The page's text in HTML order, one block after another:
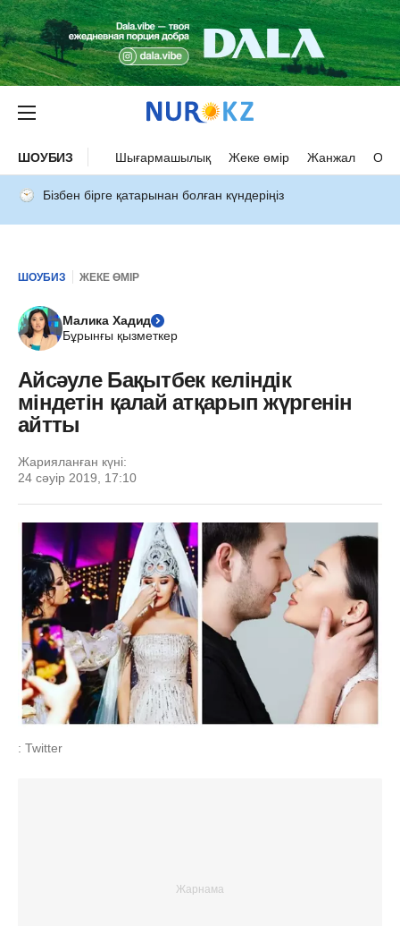
ШОУБИЗ Шығармашылық Жеке өмір Жанжал
Бізбен бірге қатарынан болған күндеріңіз
ШОУБИЗ ЖЕКЕ ӨМІР
Малика Хадид
Бұрынғы қызметкер
Айсәуле Бақытбек келіндік
міндетін қалай атқарып жүргенін
айтты
Жарияланған күні:
24 сәуір 2019, 17:10
: Twitter